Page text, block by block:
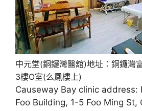
中元堂(銅鑼灣醫舘)地址：銅鑼灣
3樓O室(么鳳樓上)
Causeway Bay clinic address:
Foo Building, 1-5 Foo Ming St,